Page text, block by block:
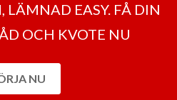
EASY. FÅ DIN
OCH KVOTE NU
NU